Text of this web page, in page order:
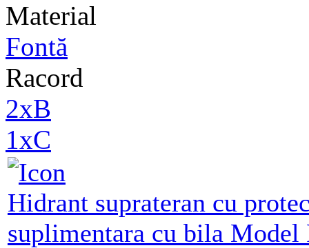
Material
Fontă
Racord
2xB
1xC
Hidrant suprateran cu
suplimentara cu bila Model